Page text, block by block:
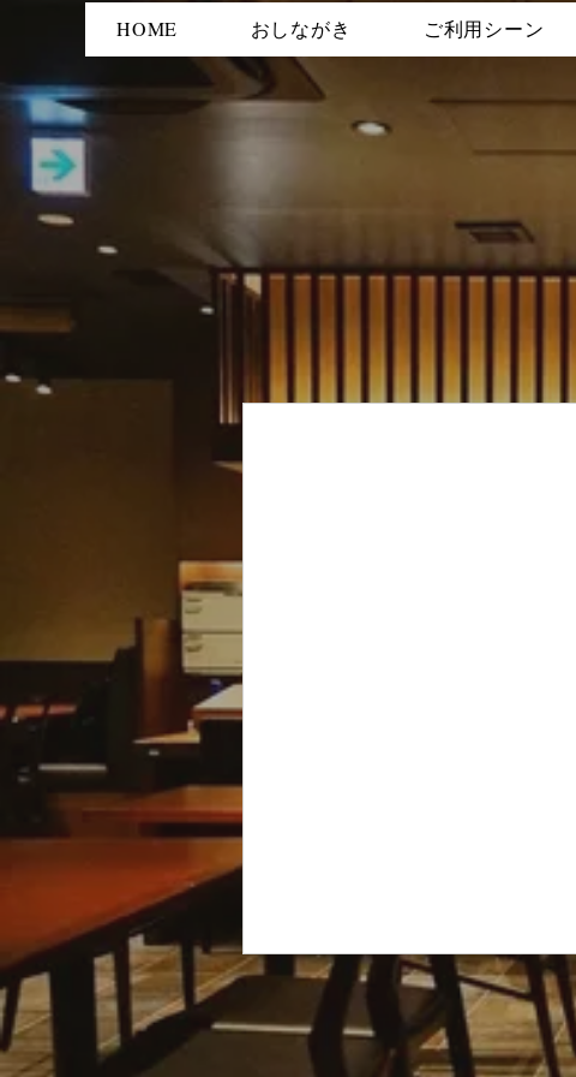
HOME おしながき ご利用シーン